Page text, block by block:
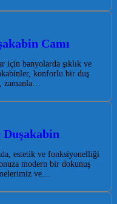
Camı
için banyolarda şıklık ve
konforlu bir duş
zamanla…
estetik ve fonksiyonelliği
modern bir dokunuş
ve…